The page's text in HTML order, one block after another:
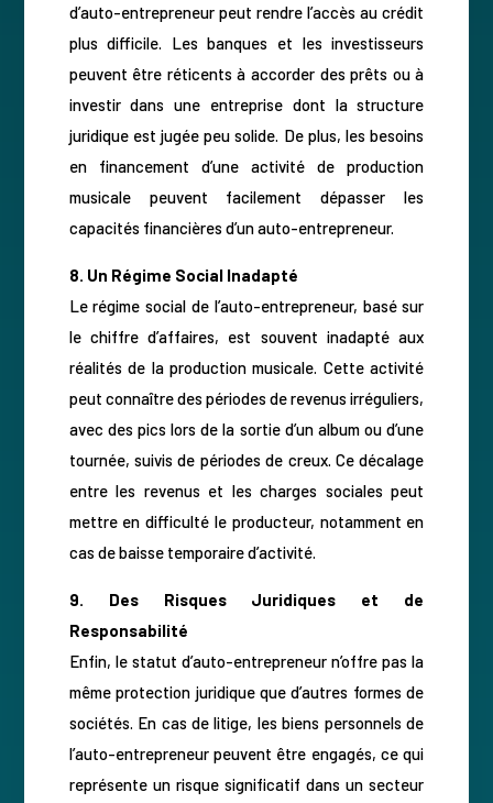
d’auto-entrepreneur peut rendre l’accès au crédit
plus difficile. Les banques et les investisseurs
peuvent être réticents à accorder des prêts ou à
investir dans une entreprise dont la structure
juridique est jugée peu solide. De plus, les besoins
en financement d’une activité de production
musicale peuvent facilement dépasser les
capacités financières d’un auto-entrepreneur.
8. Un Régime Social Inadapté
Le régime social de l’auto-entrepreneur, basé sur
le chiffre d’affaires, est souvent inadapté aux
réalités de la production musicale. Cette activité
peut connaître des périodes de revenus irréguliers,
avec des pics lors de la sortie d’un album ou d’une
tournée, suivis de périodes de creux. Ce décalage
entre les revenus et les charges sociales peut
mettre en difficulté le producteur, notamment en
cas de baisse temporaire d’activité.
9. Des Risques Juridiques et de
Responsabilité
Enfin, le statut d’auto-entrepreneur n’offre pas la
même protection juridique que d’autres formes de
sociétés. En cas de litige, les biens personnels de
l’auto-entrepreneur peuvent être engagés, ce qui
représente un risque significatif dans un secteur